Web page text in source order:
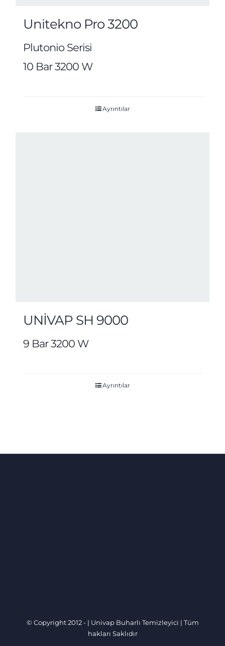
Unitekno Pro 3200
Plutonio Serisi
10 Bar 3200 W
Ayrıntılar
UNİVAP SH 9000
9 Bar 3200 W
Ayrıntılar
© Copyright 2012 - | Univap Buharlı Temizleyici | Tüm
hakları Saklıdır